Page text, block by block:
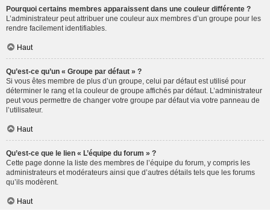
Pourquoi certains membres apparaissent dans une couleur différente ?
L’administrateur peut attribuer une couleur aux membres d’un groupe pour les
rendre facilement identifiables.
Haut
Qu’est-ce qu’un « Groupe par défaut » ?
Si vous êtes membre de plus d’un groupe, celui par défaut est utilisé pour
déterminer le rang et la couleur de groupe affichés par défaut. L’administrateur
peut vous permettre de changer votre groupe par défaut via votre panneau de
l’utilisateur.
Haut
Qu’est-ce que le lien « L’équipe du forum » ?
Cette page donne la liste des membres de l’équipe du forum, y compris les
administrateurs et modérateurs ainsi que d’autres détails tels que les forums
qu’ils modèrent.
Haut